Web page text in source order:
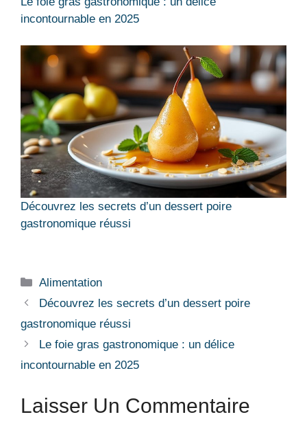
incontournable en 2025
Découvrez les secrets d’un dessert poire
gastronomique réussi
Catégories
Alimentation
Découvrez les secrets d’un dessert poire
gastronomique réussi
Le foie gras gastronomique : un délice
incontournable en 2025
Laisser Un Commentaire